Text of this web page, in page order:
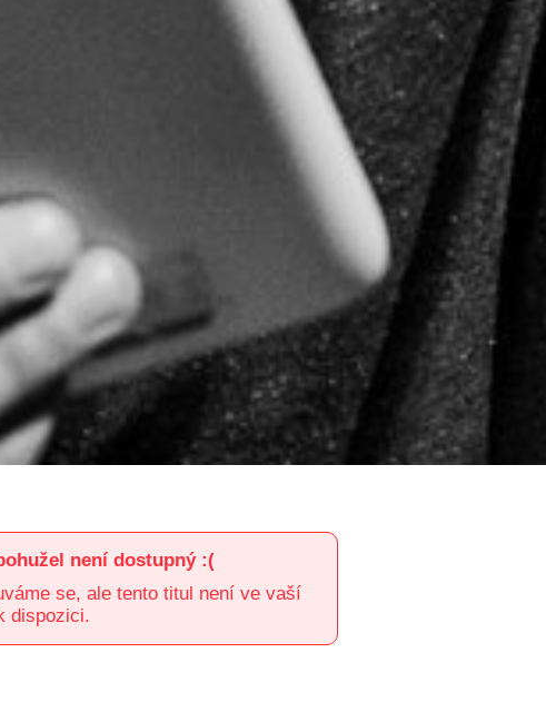
není dostupný :(
se, ale tento titul není ve vaší
dispozici.